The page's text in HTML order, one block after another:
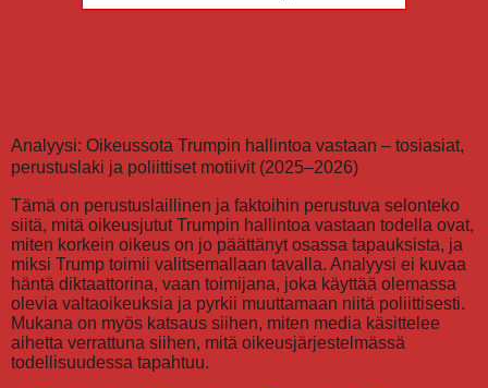
Analyysi: Oikeussota Trumpin hallintoa vastaan – tosiasiat,
perustuslaki ja poliittiset motiivit (2025–2026)
Tämä on perustuslaillinen ja faktoihin perustuva selonteko
siitä, mitä oikeusjutut Trumpin hallintoa vastaan todella ovat,
miten korkein oikeus on jo päättänyt osassa tapauksista, ja
miksi Trump toimii valitsemallaan tavalla. Analyysi ei kuvaa
häntä diktaattorina, vaan toimijana, joka käyttää olemassa
olevia valtaoikeuksia ja pyrkii muuttamaan niitä poliittisesti.
Mukana on myös katsaus siihen, miten media käsittelee
aihetta verrattuna siihen, mitä oikeusjärjestelmässä
todellisuudessa tapahtuu.